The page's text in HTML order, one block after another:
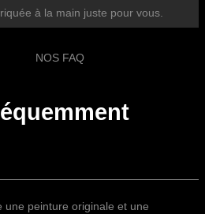
à la main juste pour vous.
NOS FAQ
une peinture originale et une